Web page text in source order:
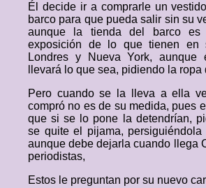
Él decide ir a comprarle un
barco para que pueda salir sin su
aunque la tienda del barco es
exposición de lo que tienen en
Londres y Nueva York,
llevará lo que sea, pidiendo la
Pero cuando se la lleva a ella
compró no es de su medida, pues
que si se lo pone la detendrían,
se quite el pijama, persiguiéndola
aunque debe dejarla cuando llega
periodistas,
Estos le preguntan por su nuevo